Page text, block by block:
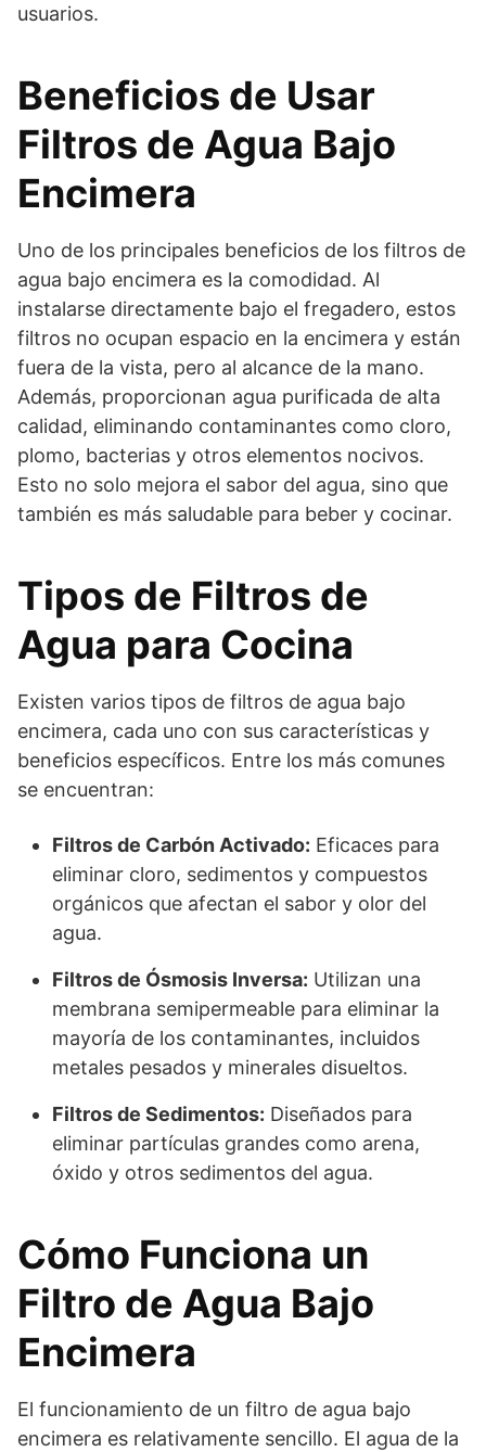
usuarios.
Beneficios de Usar
Filtros de Agua Bajo
Encimera
Uno de los principales beneficios de los filtros de
agua bajo encimera es la comodidad. Al
instalarse directamente bajo el fregadero, estos
filtros no ocupan espacio en la encimera y están
fuera de la vista, pero al alcance de la mano.
Además, proporcionan agua purificada de alta
calidad, eliminando contaminantes como cloro,
plomo, bacterias y otros elementos nocivos.
Esto no solo mejora el sabor del agua, sino que
también es más saludable para beber y cocinar.
Tipos de Filtros de
Agua para Cocina
Existen varios tipos de filtros de agua bajo
encimera, cada uno con sus características y
beneficios específicos. Entre los más comunes
se encuentran:
Filtros de Carbón Activado: Eficaces para
eliminar cloro, sedimentos y compuestos
orgánicos que afectan el sabor y olor del
agua.
Filtros de Ósmosis Inversa: Utilizan una
membrana semipermeable para eliminar la
mayoría de los contaminantes, incluidos
metales pesados y minerales disueltos.
Filtros de Sedimentos: Diseñados para
eliminar partículas grandes como arena,
óxido y otros sedimentos del agua.
Cómo Funciona un
Filtro de Agua Bajo
Encimera
El funcionamiento de un filtro de agua bajo
encimera es relativamente sencillo. El agua de la